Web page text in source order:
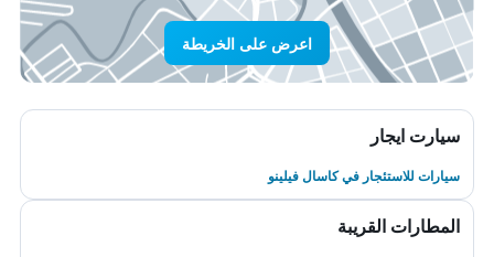
اعرض على الخريطة
سيارت ايجار
سيارات للاستئجار في كاسال فيلينو
المطارات القريبة